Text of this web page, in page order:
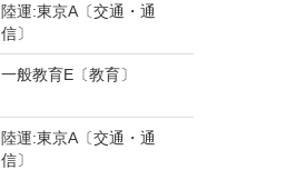
陸運:東京A〔交通・通
信〕
一般教育E〔教育〕
陸運:東京A〔交通・通
信〕